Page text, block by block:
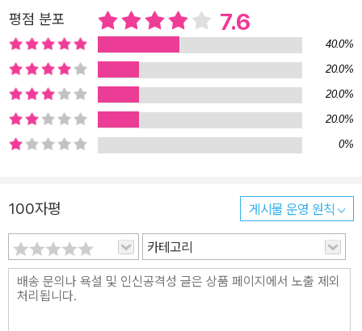
평점 분포 7.6
40.0%
20.0%
20.0%
20.0%
0%
100자평 게시물 운영 원칙
카테고리